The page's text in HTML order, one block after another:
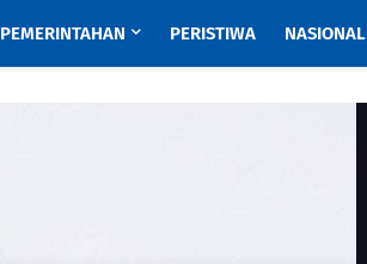
PEMERINTAHAN PERISTIWA NASIONAL